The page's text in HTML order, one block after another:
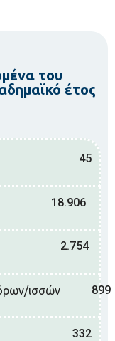
του
έτος
45
18.906
2.754
ισσών 899
332